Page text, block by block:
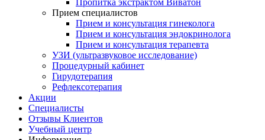
Пропитка экстрактом Виватон
Прием специалистов
Прием и консультация гинеколога
Прием и консультация эндокринолога
Прием и консультация терапевта
УЗИ (ультразвуковое исследование)
Процедурный кабинет
Гирудотерапия
Рефлексотерапия
Акции
Специалисты
Отзывы Клиентов
Учебный центр